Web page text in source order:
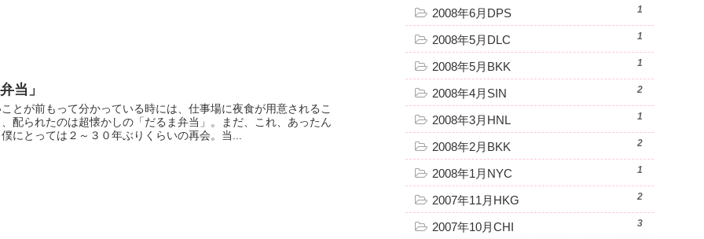
当」
とが前もって分かっている時には、仕事場に夜食が用意されるこ
配られたのは超懐かしの「だるま弁当」。まだ、これ、あったん
にとっては２～３０年ぶりくらいの再会。当...
2008年6月DPS 1
2008年5月DLC 1
2008年5月BKK 1
2008年4月SIN 2
2008年3月HNL 1
2008年2月BKK 2
2008年1月NYC 1
2007年11月HKG 2
2007年10月CHI 3